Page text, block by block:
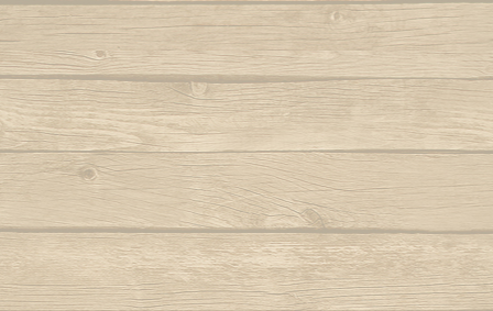
Dona Maria como vai você
E caminhador
Autor : Mestre Ramos (Senzala)
E da nossa cor
E e e Viola
Autor : Mestre Kim
E hoje tem capoeira
Autor : Mestre Camisa (Abada)
E la la eh la eh la
Saudade
Autor : Boa
Autor : Mestre
Se
Mestre
Ser